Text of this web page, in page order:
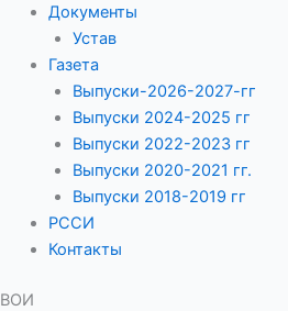
Документы
Устав
Газета
Выпуски-2026-2027-гг
Выпуски 2024-2025 гг
Выпуски 2022-2023 гг
Выпуски 2020-2021 гг.
Выпуски 2018-2019 гг
РССИ
Контакты
ВОИ